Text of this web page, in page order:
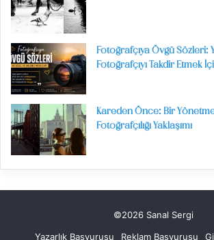
Fotoğrafçıya Övgü Sözleri:
Fotoğrafçıyı Takdir Etmek
Kareden Önce: Bir
Fotoğrafçılığı Yaklaşımı
©2026 Sanal Sergi
Yazarlık Başvurusu
Reklam Başvurusu